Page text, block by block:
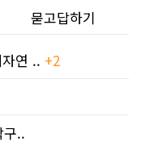
묻고답하기
연 .. +2
구..